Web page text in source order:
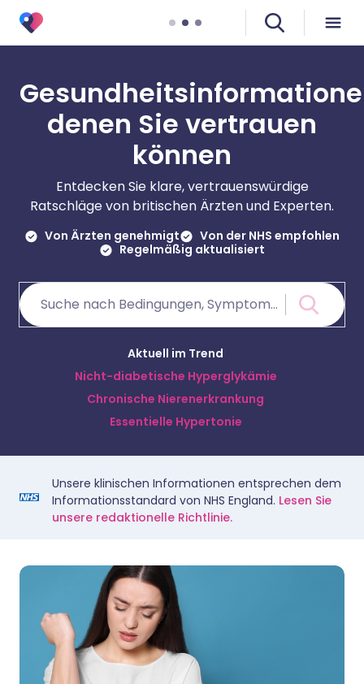
denen Sie vertrauen
können
Entdecken Sie klare, vertrauenswürdige
Ratschläge von britischen Ärzten und Experten.
Von Ärzten genehmigt
Von der NHS empfohlen
Regelmäßig aktualisiert
Aktuell im Trend
Nicht-diabetische Hyperglykämie
Chronische Nierenerkrankung
Essentielle Hypertonie
Unsere klinischen Informationen entsprechen dem
Informationsstandard von NHS England. Lesen Sie
unsere redaktionelle Richtlinie.